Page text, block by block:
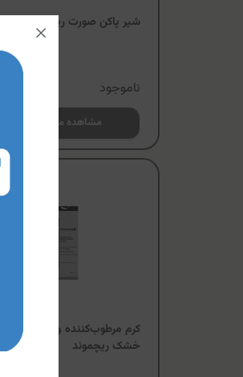
شیر پاکن صورت ریچموند
ناموجود
مشاهده محصول
کرم مرطوب‌کننده و آبرسان پوست
خشک ریچموند